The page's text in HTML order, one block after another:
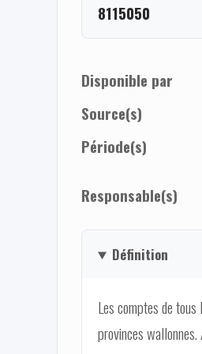
8115050
Disponible par
Source(s)
Période(s)
Responsable(s)
Définition
Les comptes de
provinces